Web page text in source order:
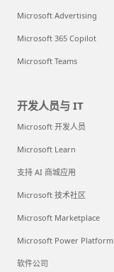
Microsoft Advertising
Microsoft 365 Copilot
Microsoft Teams
开发人员与 IT
Microsoft 开发人员
Microsoft Learn
支持 AI 商城应用
Microsoft 技术社区
Microsoft Marketplace
Microsoft Power Platform
软件公司